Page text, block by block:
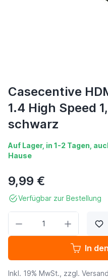
Casecentive
1.4 High Speed
schwarz
Auf Lager, in 1-2 Tagen,
Hause
9,99 €
Verfügbar zur Bestellung
In
Inkl. 19% MwSt., zzgl. Versand